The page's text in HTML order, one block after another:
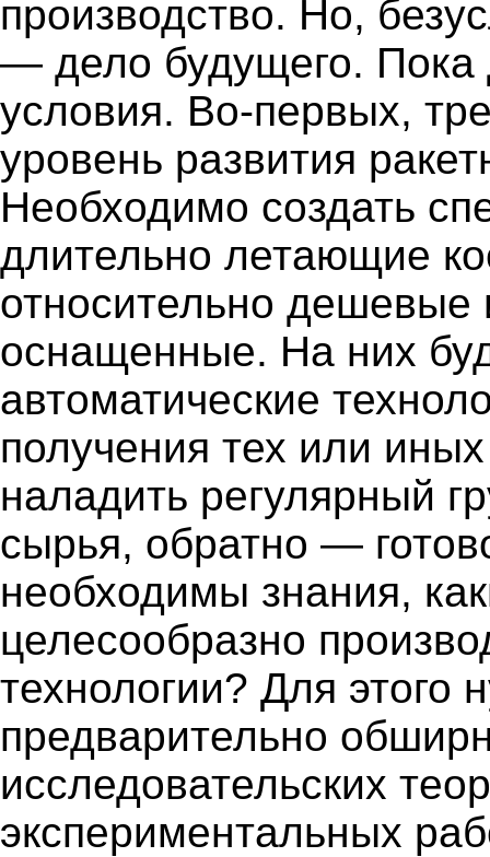
производство. Но,
— дело будущего. Пока
условия. Во-первых,
уровень развития
Необходимо создать
длительно летающие
относительно дешевые
оснащенные. На них
автоматические
получения тех или
наладить регулярный
сырья, обратно —
необходимы знания,
целесообразно
технологии? Для этого
предварительно
исследовательских
экспериментальных